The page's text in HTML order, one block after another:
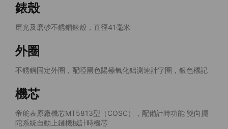
錶殼
磨光及磨砂不銹鋼錶殼，直徑41毫米
外圈
不銹鋼固定外圈，配啞黑色陽極氧化鋁測速計字圈，銀色標記
機芯
帝舵表原廠機芯MT5813型（COSC），配備計時功能 雙向擺
陀系統自動上鏈機械計時機芯